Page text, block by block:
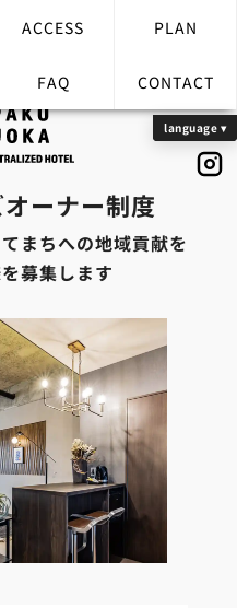
ACCESS PLAN
FAQ CONTACT
ーナー制度
まちへの地域貢献を
募集します